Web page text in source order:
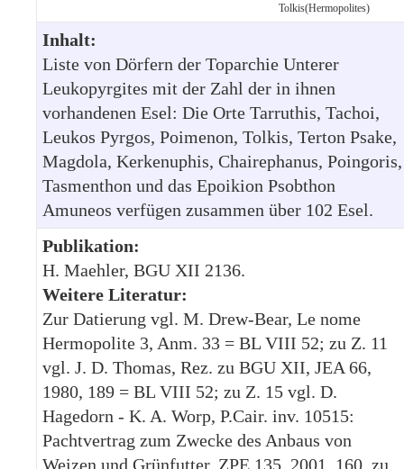
Tolkis(Hermopolites)
Inhalt:
Liste von Dörfern der Toparchie Unterer
Leukopyrgites mit der Zahl der in ihnen
vorhandenen Esel: Die Orte Tarruthis, Tachoi,
Leukos Pyrgos, Poimenon, Tolkis, Terton Psake,
Magdola, Kerkenuphis, Chairephanus, Poingoris,
Tasmenthon und das Epoikion Psobthon
Amuneos verfügen zusammen über 102 Esel.
Publikation:
H. Maehler, BGU XII 2136.
Weitere Literatur:
Zur Datierung vgl. M. Drew-Bear, Le nome
Hermopolite 3, Anm. 33 = BL VIII 52; zu Z. 11
vgl. J. D. Thomas, Rez. zu BGU XII, JEA 66,
1980, 189 = BL VIII 52; zu Z. 15 vgl. D.
Hagedorn - K. A. Worp, P.Cair. inv. 10515:
Pachtvertrag zum Zwecke des Anbaus von
Weizen und Grünfutter, ZPE 135, 2001, 160, zu